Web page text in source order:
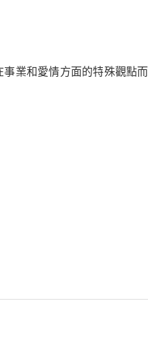
業和愛情方面的特殊觀點而